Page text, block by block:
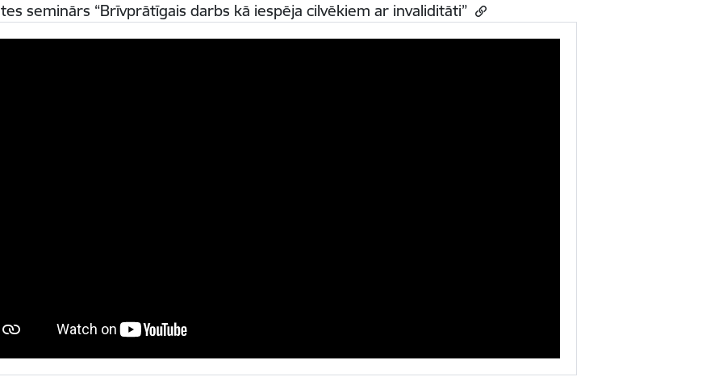
seminārs “Brīvprātīgais darbs kā iespēja cilvēkiem ar invaliditāti”